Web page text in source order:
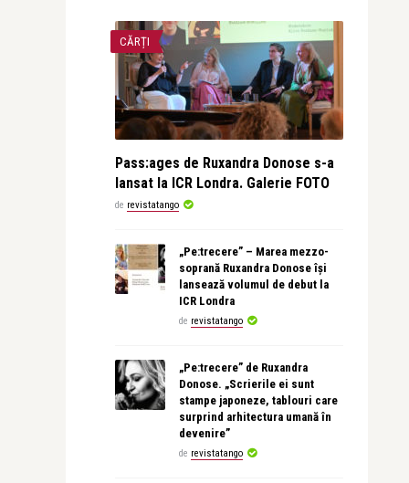
CĂRȚI
Pass:ages de Ruxandra Donose s-a
lansat la ICR Londra. Galerie FOTO
de revistatango
„Pe:trecere” – Marea mezzo-
soprană Ruxandra Donose își
lansează volumul de debut la
ICR Londra
de revistatango
„Pe:trecere” de Ruxandra
Donose. „Scrierile ei sunt
stampe japoneze, tablouri care
surprind arhitectura umană în
devenire”
de revistatango